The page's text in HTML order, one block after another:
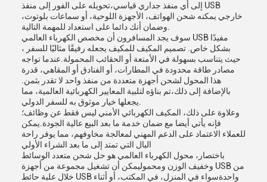
إلى أي منفذ جداري قياسي،تحويله على الفور إلى منفذ USB
خارجي يمكنه شحن الهواتف، الأجهزة اللوحية، أو سماعات بلوتوث،
سوف يجد المسافرون أن مخصص الكهرباء العالمي USB مفيدًا
بشكل خاص. تصميم المكيف للمكيف يجعله رفيقًا مثاليًا للسفر ،
حيث يتناسب بسهولة في الأمتعة أو الحقائب المحمولة.عندما تواجه
مصادر طاقة محدودة في المطارات، أو الفنادق أو المقاهي، قدرة
هذا المحول لشحن أجهزة متعددة من منفذ واحد لا تقدر بثمن.
بالإضافة إلى ذلك،تم بناؤه لتلبية المعايير الكهربائية العالمية، مما
وعلاوة على ذلك، المكيف الكهربائي الأمني ليس فقط عن وظائف؛
فإنه يأتي أيضا مع ضمان خدمة ما بعد البيع عالية الجودة.يمكن
للعملاء الاعتماد على الدعم المهني لمعالجة مخاوفهم، مما يوفر راحة
البال التي تمتد إلى ما بعد الشراء الأولي
باختصار، محول الكهرباء العالمي هو حل شحن متعدد الوسائط
وخفيف الوزن ومحموليمكن أن تشغيل مجموعة من أجهزة USB من
خلال علبة حائط USB واحدةسواء في المنزل، في المكتب، أو أثناء